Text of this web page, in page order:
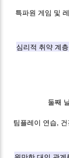
특파원 게임 및
심리적 취약 계
둘째
팀플레이 연습,